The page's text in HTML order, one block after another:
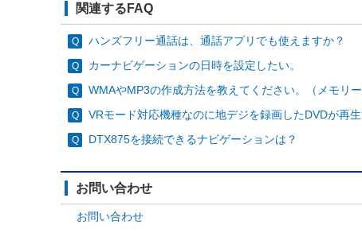
関連するFAQ
ハンズフリー通話は、通話アプリでも使えますか？
カーナビゲーションの日時を設定したい。
WMAやMP3の作成方法を教えてください。（メモリー
VRモード対応機種なのに地デジを録画したDVDが再
DTX875を接続できるナビゲーションは？
お問い合わせ
お問い合わせ